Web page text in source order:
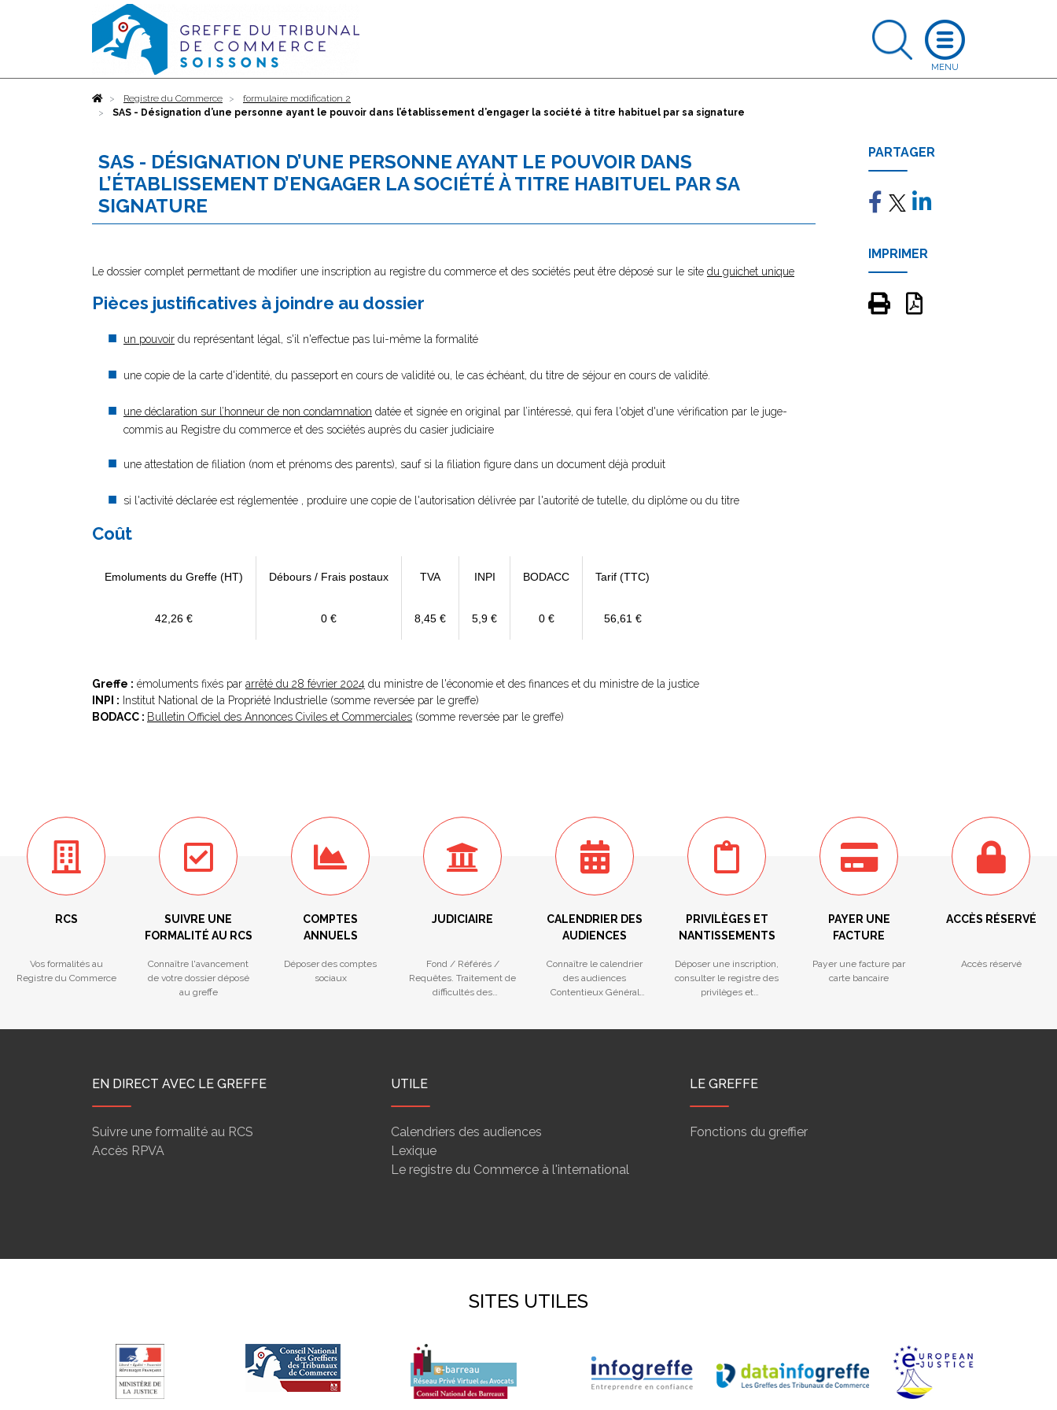
AccueilRegistre du Commerce
formulaire modification 2
SAS - Désignation d’une personne ayant le pouvoir dans l’établissement d’engager la société à titre habituel par sa signature
SAS - DÉSIGNATION D’UNE PERSONNE AYANT LE POUVOIR DANS
L’ÉTABLISSEMENT D’ENGAGER LA SOCIÉTÉ À TITRE HABITUEL PAR SA
SIGNATURE
Le dossier complet permettant de modifier une inscription au registre du commerce et des sociétés peut être déposé sur le site du guichet unique
Pièces justificatives à joindre au dossier
un pouvoir du représentant légal, s'il n'effectue pas lui-même la formalité
une copie de la carte d'identité, du passeport en cours de validité ou, le cas échéant, du titre de séjour en cours de validité.
une déclaration sur l’honneur de non condamnation datée et signée en original par l’intéressé, qui fera l'objet d'une vérification par le juge-
commis au Registre du commerce et des sociétés auprès du casier judiciaire
une attestation de filiation (nom et prénoms des parents), sauf si la filiation figure dans un document déjà produit
si l'activité déclarée est réglementée , produire une copie de l'autorisation délivrée par l'autorité de tutelle, du diplôme ou du titre
Coût
Emoluments du Greffe (HT) Débours / Frais postaux TVA INPI BODACC Tarif (TTC)
42,26 € 0 € 8,45 € 5,9 € 0 € 56,61 €
Greffe : émoluments fixés par arrêté du 28 février 2024 du ministre de l'économie et des finances et du ministre de la justice
INPI : Institut National de la Propriété Industrielle (somme reversée par le greffe)
BODACC : Bulletin Officiel des Annonces Civiles et Commerciales (somme reversée par le greffe)
PARTAGER
IMPRIMER
RCS
Vos formalités au
Registre du Commerce
SUIVRE UNE
FORMALITÉ AU RCS
Connaître l'avancement
de votre dossier déposé
au greffe
COMPTES
ANNUELS
Déposer des comptes
sociaux
JUDICIAIRE
Fond / Référés /
Requêtes. Traitement de
difficultés des
CALENDRIER DES
AUDIENCES
Connaître le calendrier
des audiences
Contentieux Général
PRIVILÈGES ET
NANTISSEMENTS
Déposer une inscription,
consulter le registre des
privilèges et
PAYER UNE
FACTURE
Payer une facture par
carte bancaire
ACCÈS RÉSERVÉ
Accès réservé
EN DIRECT AVEC LE GREFFE
Suivre une formalité au RCS
Accès RPVA
UTILE
Calendriers des audiences
Lexique
Le registre du Commerce à l'international
LE GREFFE
Fonctions du greffier
SITES UTILES